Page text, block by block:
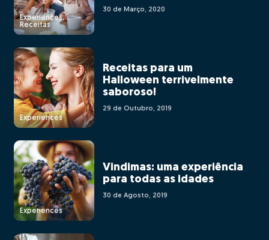
Experiences,
Receitas
30 de Março, 2020
Experiences
Receitas para um
Halloween terrivelmente
saboroso!
29 de Outubro, 2019
Experiences
Vindimas: uma experiência
para todas as idades
30 de Agosto, 2019